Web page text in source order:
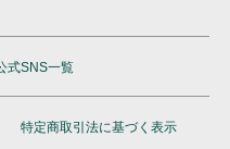
式SNS一覧
特定商取引法に基づく表示